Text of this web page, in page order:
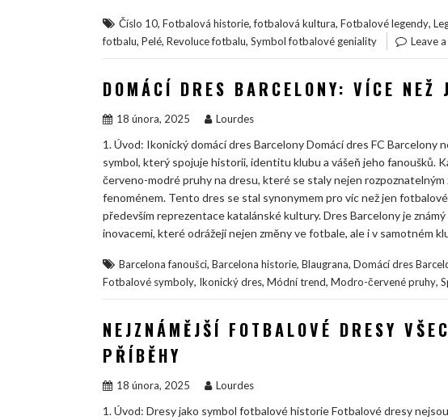
Číslo 10, Fotbalová historie,fotbalová kultura, Fotbalové legendy,
fotbalu, Pelé, Revoluce fotbalu, Symbol fotbalové geniality Leave
DOMÁCÍ DRES BARCELONY: VÍCE NEŽ
18 února, 2025 Lourdes
1. Úvod: Ikonický domácí dres Barcelony Domácí dres FC
symbol, který spojuje historii, identitu klubu a vášeň jeho fanoušků.
červeno-modré pruhy na dresu, které se staly nejen rozpoznatelným
fenoménem. Tento dres se stal synonymem pro víc než jen
především reprezentace katalánské kultury. Dres Barcelony je
inovacemi, které odrážejí nejen změny ve fotbale, ale i v samotném
Barcelona fanoušci, Barcelona historie, Blaugrana, Domácí dres
Fotbalové symboly, Ikonický dres, Módní trend, Modro-červené pruhy,
NEJZNÁMĚJŠÍ FOTBALOVÉ DRESY
PŘÍBĚHY
18 února, 2025 Lourdes
1. Úvod: Dresy jako symbol fotbalové historie Fotbalové dresy